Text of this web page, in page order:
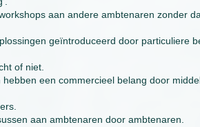
aan andere ambtenaren zonder
geïntroduceerd door particuliere
of niet.
een commercieel belang door
aan ambtenaren door ambtenaren.